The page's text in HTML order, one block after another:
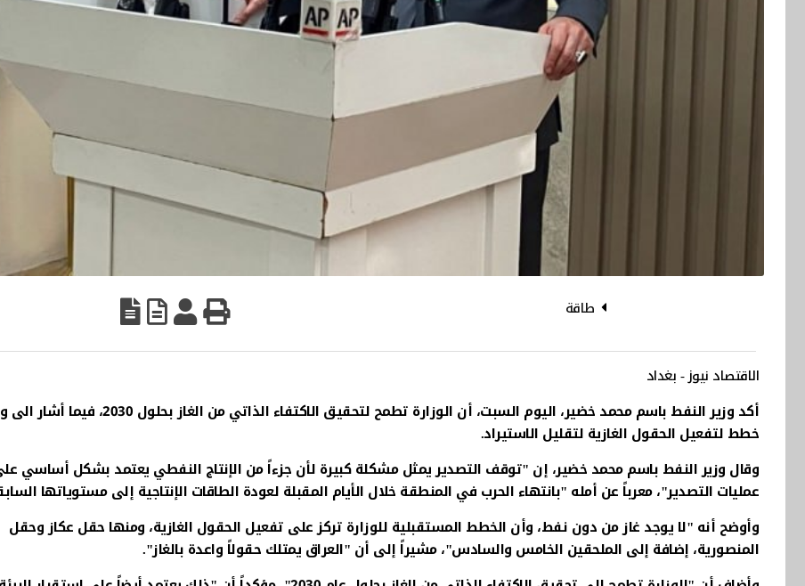
طاقة
الاقتصاد نيوز - بغداد
أكد وزير النفط باسم محمد خضير، اليوم السبت، أن الوزارة تطمح لتحقيق الاكتفاء الذاتي من الغاز بحلول
خطط لتفعيل الحقول الغازية لتقليل الاستيراد.
وقال وزير النفط باسم محمد خضير، إن "توقف التصدير يمثل مشكلة كبيرة لأن جزءاً من الإنتاج النفطي يعتمد بشكل أساسي
عمليات التصدير"، معرباً عن أمله "بانتهاء الحرب في المنطقة خلال الأيام المقبلة لعودة الطاقات الإنتاجية إلى مستوياتها
وأوضح أنه "لا يوجد غاز من دون نفط، وأن الخطط المستقبلية للوزارة تركز على تفعيل الحقول الغازية، ومنها حقل عكاز وحقل
المنصورية، إضافة إلى الملحقين الخامس والسادس"، مشيراً إلى أن "العراق يمتلك حقولاً واعدة بالغاز".